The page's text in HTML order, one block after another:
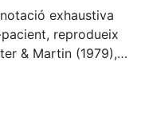
exhaustiva
reprodueix
& Martin (1979),
en
de cohesió lèxica